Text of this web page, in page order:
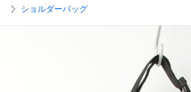
ショルダーバッグ